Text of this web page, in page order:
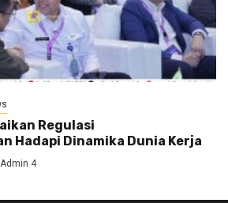
Regulasi
Hadapi Dinamika Dunia Kerja
Admin 4